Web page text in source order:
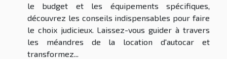
le budget et les équipements spécifiques,
découvrez les conseils indispensables pour faire
le choix judicieux. Laissez-vous guider à travers
les méandres de la location d'autocar et
transformez...